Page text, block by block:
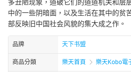
多丑陋现象，道破它们的道道机关和层
中的一些阴暗面，以及生活在其中的贫
部反映旧中国社会风貌的集大成之作。
品牌 天下书盟
商品分類 樂天首頁 樂天Kobo電